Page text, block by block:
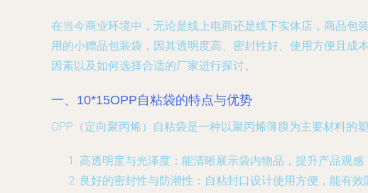
在当今商业环境中，无论是线上电商还是线下实体店，商品包
用的小赠品包装袋，因其透明度高、密封性好、使用方便且成
因素以及如何选择合适的厂家进行探讨。
一、10*15OPP自粘袋的特点与优势
OPP（定向聚丙烯）自粘袋是一种以聚丙烯薄膜为主要材料的
高透明度与光泽度 ：能清晰展示袋内物品，提升产品观
良好的密封性与防潮性 ：自粘封口设计使用方便，能有